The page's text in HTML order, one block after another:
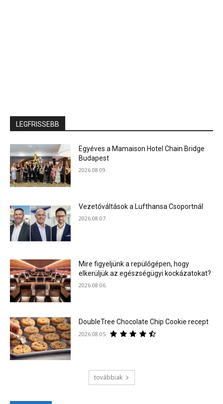
LEGFRISSEBB
Egyéves a Mamaison Hotel Chain Bridge
Budapest
2026.08.09.
Vezetőváltások a Lufthansa Csoportnál
2026.08.07.
Mire figyeljünk a repülőgépen, hogy
elkerüljük az egészségügyi kockázatokat?
2026.08.06.
DoubleTree Chocolate Chip Cookie recept
2026.08.05.
továbbiak